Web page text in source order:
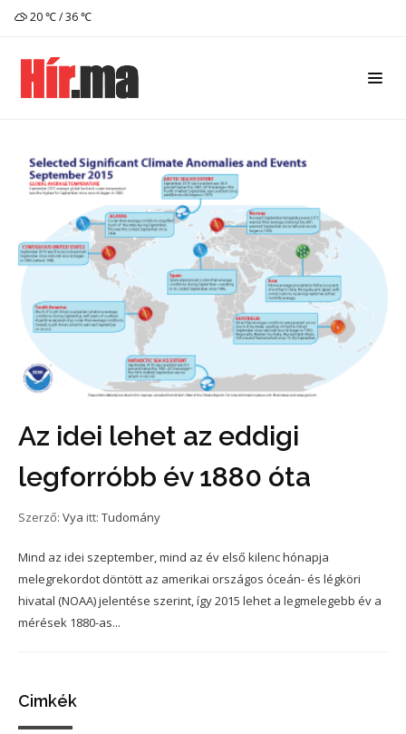
20 ℃ / 36 ℃
Az idei lehet az eddigi
legforróbb év 1880 óta
Szerző: Vya itt: Tudomány
Mind az idei szeptember, mind az év első kilenc hónapja
melegrekordot döntött az amerikai országos óceán- és légköri
hivatal (NOAA) jelentése szerint, így 2015 lehet a legmelegebb év a
mérések 1880-as...
Cimkék